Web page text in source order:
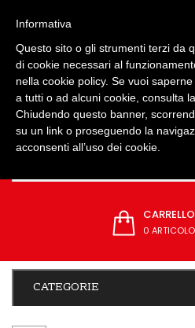
0 ARTICOLO
CATEGORIE
Informativa
Questo sito o gli strumenti terzi da
di cookie necessari al
nella cookie policy. Se vuoi
a tutti o ad alcuni cookie, consulta la
Chiudendo questo banner,
su un link o proseguendo la
acconsenti all’uso dei cookie.